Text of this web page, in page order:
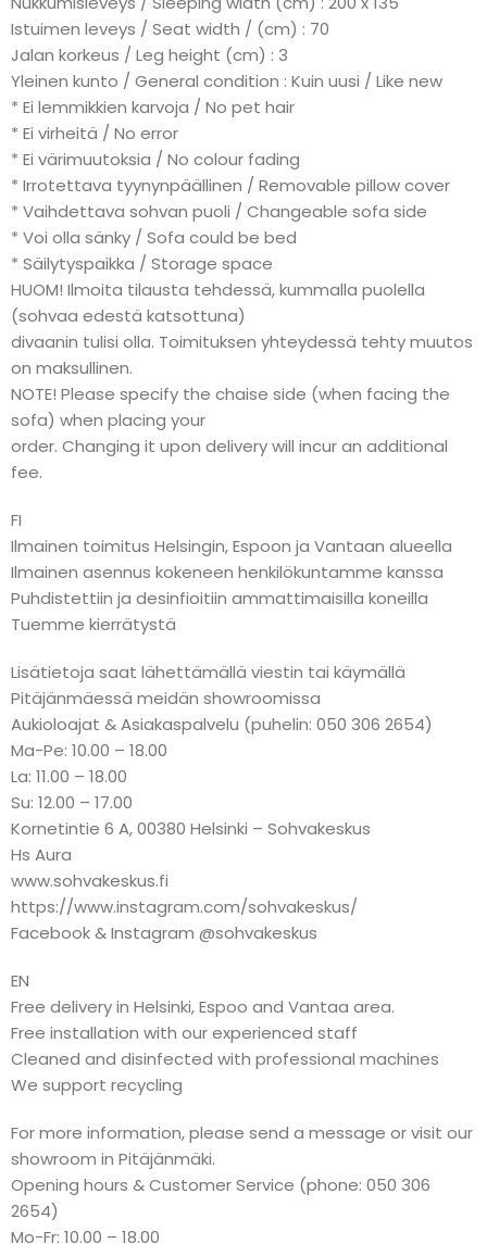
Istuimen leveys / Seat width / (cm) : 70
Jalan korkeus / Leg height (cm) : 3
Yleinen kunto / General condition : Kuin uusi / Like new
* Ei lemmikkien karvoja / No pet hair
* Ei virheitä / No error
* Ei värimuutoksia / No colour fading
* Irrotettava tyynynpäällinen / Removable pillow cover
* Vaihdettava sohvan puoli / Changeable sofa side
* Voi olla sänky / Sofa could be bed
* Säilytyspaikka / Storage space
HUOM! Ilmoita tilausta tehdessä, kummalla puolella
(sohvaa edestä katsottuna)
divaanin tulisi olla. Toimituksen yhteydessä tehty muutos
on maksullinen.
NOTE! Please specify the chaise side (when facing the
sofa) when placing your
order. Changing it upon delivery will incur an additional
fee.
FI
Ilmainen toimitus Helsingin, Espoon ja Vantaan alueella
Ilmainen asennus kokeneen henkilökuntamme kanssa
Puhdistettiin ja desinfioitiin ammattimaisilla koneilla
Tuemme kierrätystä
Lisätietoja saat lähettämällä viestin tai käymällä
Pitäjänmäessä meidän showroomissa
Aukioloajat & Asiakaspalvelu (puhelin: 050 306 2654)
Ma-Pe: 10.00 – 18.00
La: 11.00 – 18.00
Su: 12.00 – 17.00
Kornetintie 6 A, 00380 Helsinki – Sohvakeskus
Hs Aura
www.sohvakeskus.fi
https://www.instagram.com/sohvakeskus/
Facebook & Instagram @sohvakeskus
EN
Free delivery in Helsinki, Espoo and Vantaa area.
Free installation with our experienced staff
Cleaned and disinfected with professional machines
We support recycling
For more information, please send a message or visit our
showroom in Pitäjänmäki.
Opening hours & Customer Service (phone: 050 306
2654)
Mo-Fr: 10.00 – 18.00